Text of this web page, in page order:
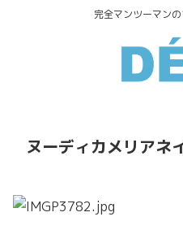
完全マンツーマン
ヌーディカメリアネ